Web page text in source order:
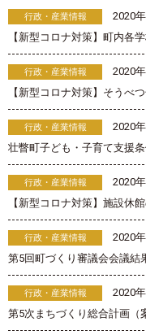
行政・産業情報
2020
【新型コロナ対策】町内各
行政・産業情報
2020
【新型コロナ対策】そうべ
行政・産業情報
2020
壮瞥町子ども・子育て支援
行政・産業情報
2020
【新型コロナ対策】施設休
行政・産業情報
2020
第5回町づくり審議会会議結
行政・産業情報
2020
第5次まちづくり総合計画（